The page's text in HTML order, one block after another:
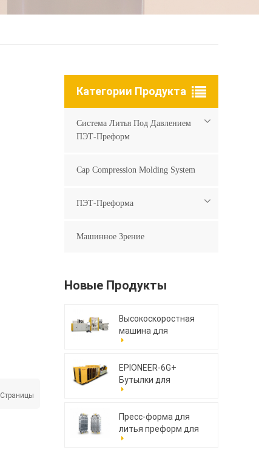
Страницы
Категории Продукта
Система Литья Под Давлением
ПЭТ-Преформ
Cap Compression Molding System
ПЭТ-Преформа
Машинное Зрение
Новые Продукты
Высокоскоростная
машина для
компрессионного
MoldCap-48GS.AI
EPIONEER-6G+
Бутылки для
упаковки ПЭТ
Пресс-форма для
литья преформ для
домашних животных